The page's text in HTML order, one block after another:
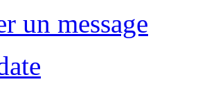
un message